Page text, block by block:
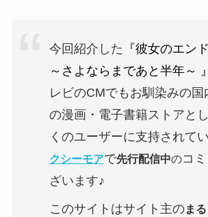
今回紹介した 『彼女のエン
～さよならまであと半年～ 』
レビのCMでもお馴染みの国
の漫画・電子書籍ストアと
くのユーザーに支持されて
クシーモアで先行配信中のコ
ざいます♪
このサイトはサイト主のま